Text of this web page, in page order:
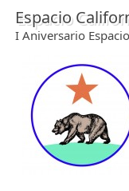
Espacio
I Aniversario